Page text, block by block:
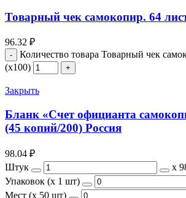
Товарный чек самокопир. 64
96.32 ₽
Количество товара Товарный чек
(х100)
Закрыть
Бланк «Счет официанта
(45 копий/200) Россия
98.04 ₽
Штук
х
Упаковок (x 1 шт)
Мест (x 50 шт)